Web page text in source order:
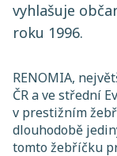
vyhlašuje
roku 1996.
RENOMIA,
ČR a ve střední
v prestižním
dlouhodobě
tomto žebříčku